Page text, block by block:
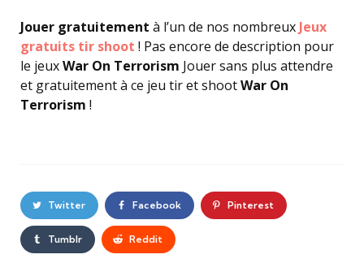
Jouer gratuitement à l’un de nos nombreux Jeux
gratuits tir shoot ! Pas encore de description pour
le jeuxWar On Terrorism Jouer sans plus attendre
et gratuitement à ce jeu tir et shootWar On
Terrorism !
Twitter Facebook Pinterest
Tumblr Reddit